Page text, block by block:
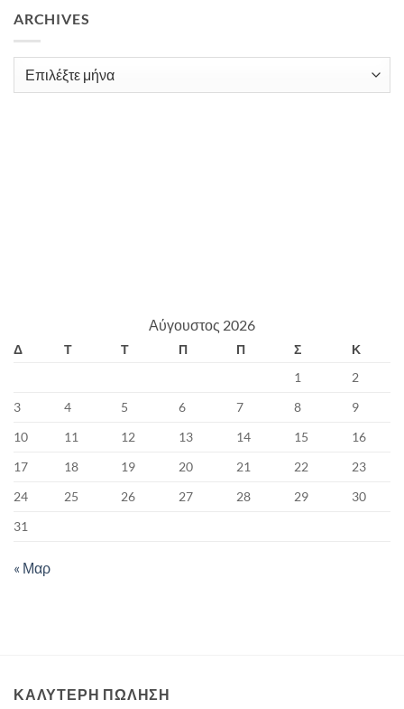
ARCHIVES
Archives
Αύγουστος 2026
Δ Τ Τ Π Π Σ
Κ
1
2
3
4 5 6 7 8
9
10
11 12 13 14 15
16
17
18 19 20 21 22
23
24
25 26 27 28 29
30
31
« Μαρ
ΚΑΛΥΤΕΡΗ ΠΩΛΗΣΗ